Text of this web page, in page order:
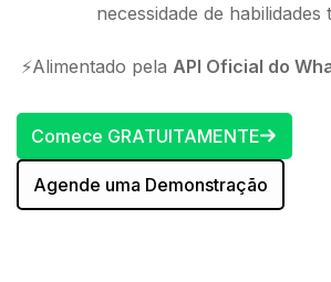
necessidade de habilidades
⚡️Alimentado pela API Oficial do
Comece GRATUITAMENTE
Agende uma Demonstração